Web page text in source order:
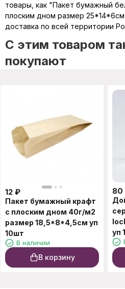
товары, как "Пакет бумажный
плоским дном размер
доставка по всей территории
C этим товаром
покупают
12 ₽
Пакет бумажный крафт
с плоским дном 40г/м2
размер 18,5*8*4,5см уп
10шт
В наличии
В корзину
80
уп